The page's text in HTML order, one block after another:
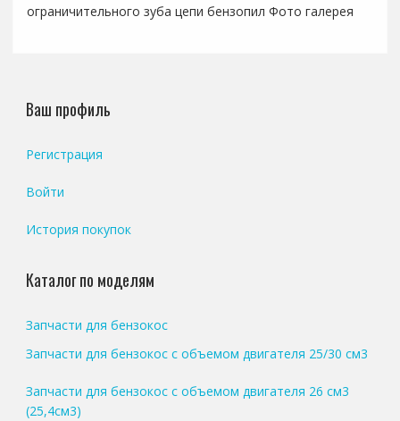
ограничительного зуба цепи бензопил Фото галерея
Ваш профиль
Регистрация
Войти
История покупок
Каталог по моделям
Запчасти для бензокос
Запчасти для бензокос с объемом двигателя 25/30 см3
Запчасти для бензокос с объемом двигателя 26 см3
(25,4см3)